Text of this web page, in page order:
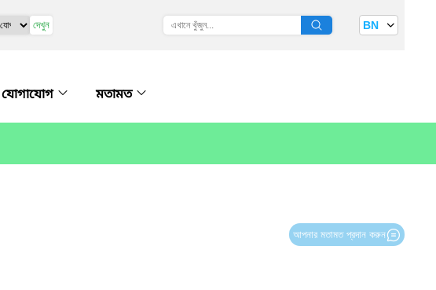
দেখুন BN
যোগাযোগ মতামত
আপনার মতামত প্রদান করুন